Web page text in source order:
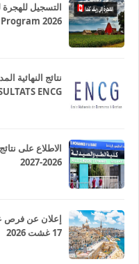
2026
ENCG
الاطلاع على
2026-2027
إعلان عن فرص
17 غشت 2026